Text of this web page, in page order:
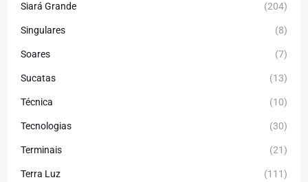
Siará Grande (204)
Singulares (8)
Soares (7)
Sucatas (13)
Técnica (10)
Tecnologias (30)
Terminais (21)
Terra Luz (111)